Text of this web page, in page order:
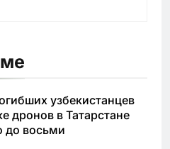
узбекистанцев
дронов в Татарстане
до восьми